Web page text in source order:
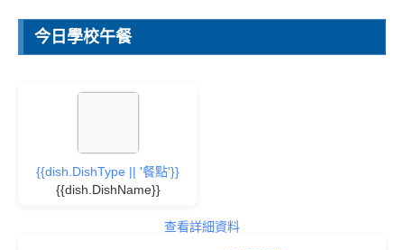
今日學校午餐
{{dish.DishType || '餐點'}}
{{dish.DishName}}
查看詳細資料